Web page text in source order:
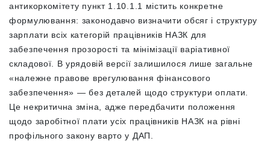
антикоркомітету пункт 1.10.1.1 містить конкретне
формулювання: законодавчо визначити обсяг і структуру
зарплати всіх категорій працівників НАЗК для
забезпечення прозорості та мінімізації варіативної
складової. В урядовій версії залишилося лише загальне
«належне правове врегулювання фінансового
забезпечення» — без деталей щодо структури оплати.
Це некритична зміна, адже передбачити положення
щодо заробітної плати усіх працівників НАЗК на рівні
профільного закону варто у ДАП.